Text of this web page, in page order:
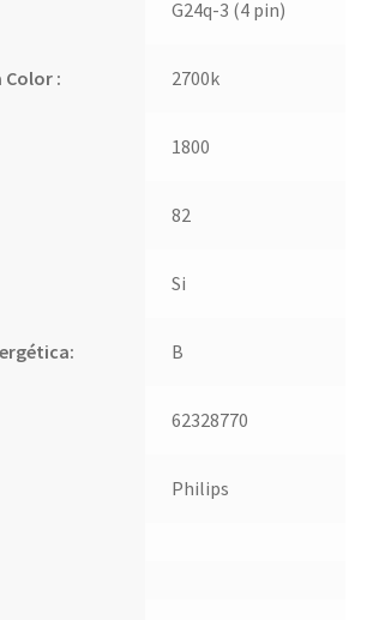
G24q-3 (4 pin)
: 2700k
1800
82
Si
B
62328770
Philips